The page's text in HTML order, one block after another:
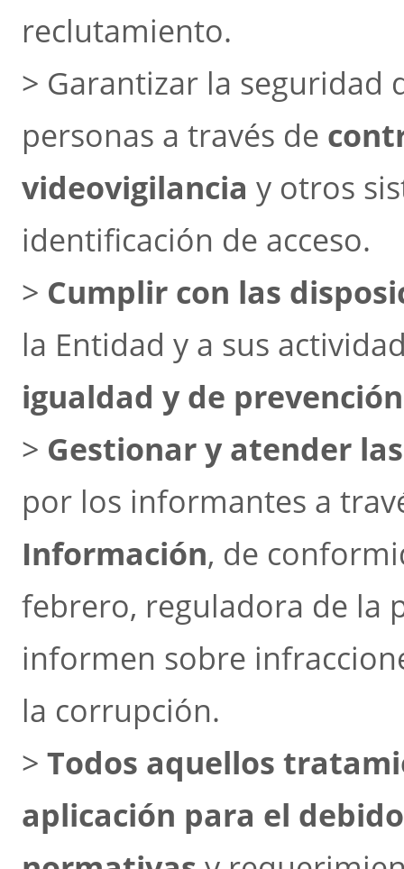
reclutamiento.
> Garantizar la seguridad
personas a través de
videovigilancia y otros
identificación de acceso.
> Cumplir con las
la Entidad y a sus
igualdad y de
> Gestionar y atender
por los informantes a
Información, de
febrero, reguladora de la
informen sobre
la corrupción.
> Todos aquellos
aplicación para el